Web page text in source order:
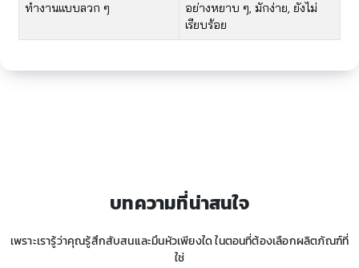
​ทำงานแบบลวก ๆ
​อย่างหยาบ ๆ, มักง่าย, ยังไม่
เรียบร้อย​
บทความที่น่าสนใจ
เพราะเรารู้ว่าคุณรู้สึกสับสนและมึนหัวเพียงใด ในตอนที่ต้องเลือกผลิตภัณฑ์ที่
ใช่